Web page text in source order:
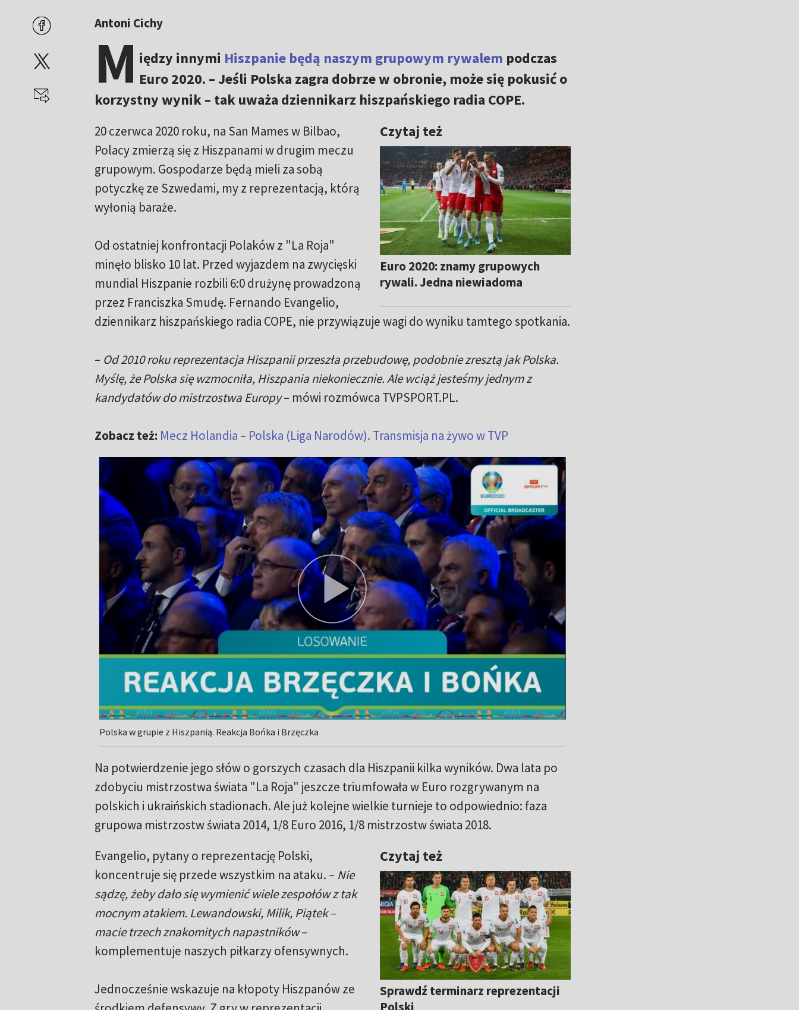
Antoni Cichy
M iędzy innymi Hiszpanie będą naszym grupowym rywalem podczas
Euro 2020. – Jeśli Polska zagra dobrze w obronie, może się pokusić o
korzystny wynik – tak uważa dziennikarz hiszpańskiego radia COPE.
Czytaj też
Euro 2020: znamy grupowych
rywali. Jedna niewiadoma
20 czerwca 2020 roku, na San Mames w Bilbao,
Polacy zmierzą się z Hiszpanami w drugim meczu
grupowym. Gospodarze będą mieli za sobą
potyczkę ze Szwedami, my z reprezentacją, którą
wyłonią baraże.
Od ostatniej konfrontacji Polaków z "La Roja"
minęło blisko 10 lat. Przed wyjazdem na zwycięski
mundial Hiszpanie rozbili 6:0 drużynę prowadzoną
przez Franciszka Smudę. Fernando Evangelio,
dziennikarz hiszpańskiego radia COPE, nie przywiązuje wagi do wyniku tamtego spotkania.
– Od 2010 roku reprezentacja Hiszpanii przeszła przebudowę, podobnie zresztą jak Polska.
Myślę, że Polska się wzmocniła, Hiszpania niekoniecznie. Ale wciąż jesteśmy jednym z
kandydatów do mistrzostwa Europy– mówi rozmówca TVPSPORT.PL.
Zobacz też: Mecz Holandia – Polska (Liga Narodów). Transmisja na żywo w TVP
Polska w grupie z Hiszpanią. Reakcja Bońka i Brzęczka
Na potwierdzenie jego słów o gorszych czasach dla Hiszpanii kilka wyników. Dwa lata po
zdobyciu mistrzostwa świata "La Roja" jeszcze triumfowała w Euro rozgrywanym na
polskich i ukraińskich stadionach. Ale już kolejne wielkie turnieje to odpowiednio: faza
grupowa mistrzostw świata 2014, 1/8 Euro 2016, 1/8 mistrzostw świata 2018.
Czytaj też
Sprawdź terminarz reprezentacji
Polski
Evangelio, pytany o reprezentację Polski,
koncentruje się przede wszystkim na ataku. – Nie
sądzę, żeby dało się wymienić wiele zespołów z tak
mocnym atakiem. Lewandowski, Milik, Piątek –
macie trzech znakomitych napastników–
komplementuje naszych piłkarzy ofensywnych.
Jednocześnie wskazuje na kłopoty Hiszpanów ze